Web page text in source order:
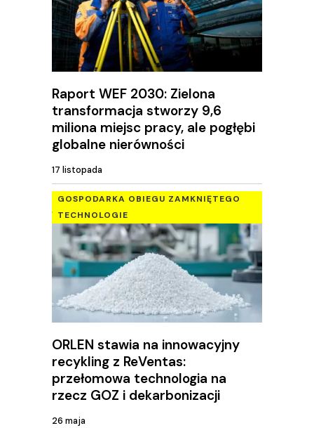
Raport WEF 2030: Zielona
transformacja stworzy 9,6
miliona miejsc pracy, ale pogłębi
globalne nierówności
17 listopada
GOSPODARKA OBIEGU ZAMKNIĘTEGO
TECHNOLOGIE
ORLEN stawia na innowacyjny
recykling z ReVentas:
przełomowa technologia na
rzecz GOZ i dekarbonizacji
26 maja